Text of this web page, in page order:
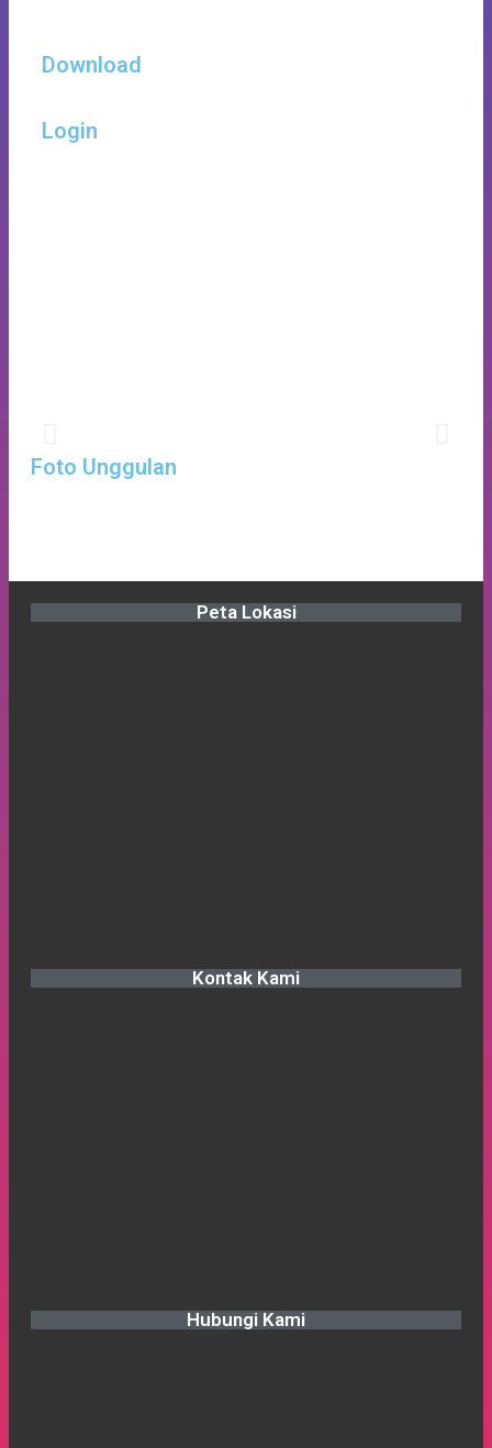
Download
Login
Dengan Mentari Yang Cerah Memberikan Semangat
Baru Untuk Persiapan Yang Lebih Matang
Foto Unggulan
Peta Lokasi
Kontak Kami
Hubungi Kami